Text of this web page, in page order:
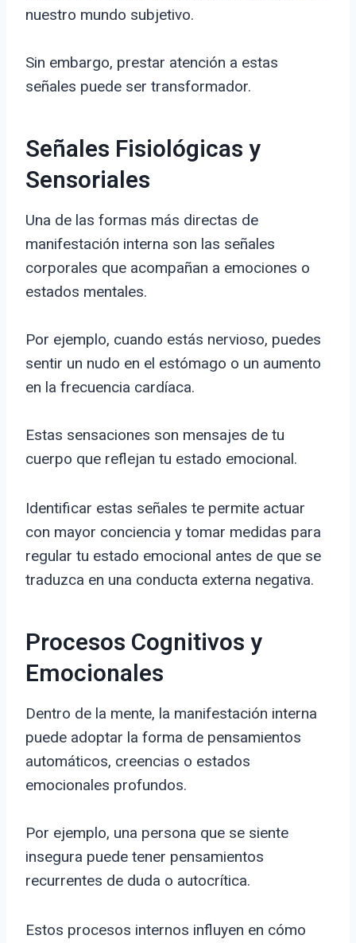
nuestro mundo subjetivo.
Sin embargo, prestar atención a estas
señales puede ser transformador.
Señales Fisiológicas y
Sensoriales
Una de las formas más directas de
manifestación interna son las señales
corporales que acompañan a emociones o
estados mentales.
Por ejemplo, cuando estás nervioso, puedes
sentir un nudo en el estómago o un aumento
en la frecuencia cardíaca.
Estas sensaciones son mensajes de tu
cuerpo que reflejan tu estado emocional.
Identificar estas señales te permite actuar
con mayor conciencia y tomar medidas para
regular tu estado emocional antes de que se
traduzca en una conducta externa negativa.
Procesos Cognitivos y
Emocionales
Dentro de la mente, la manifestación interna
puede adoptar la forma de pensamientos
automáticos, creencias o estados
emocionales profundos.
Por ejemplo, una persona que se siente
insegura puede tener pensamientos
recurrentes de duda o autocrítica.
Estos procesos internos influyen en cómo